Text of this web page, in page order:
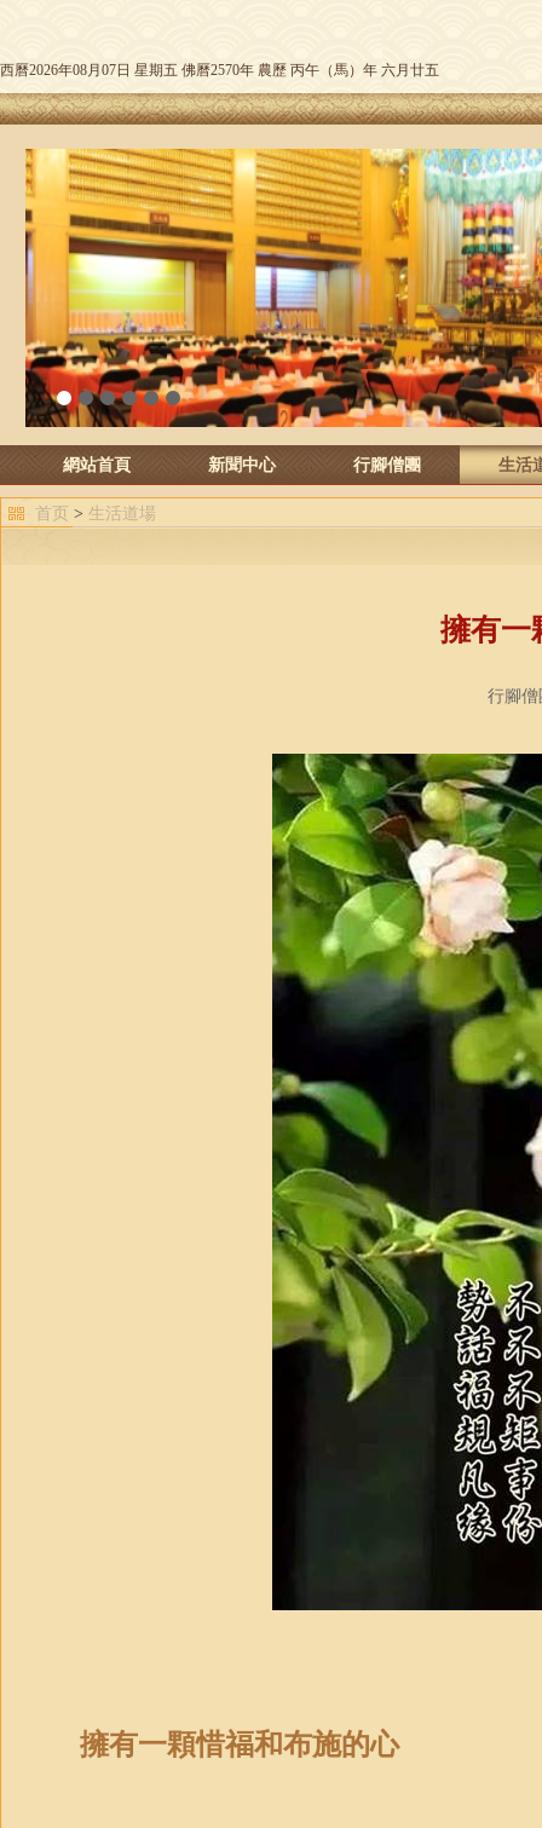
西曆2026年08月07日 星期五 佛曆2570年 農歷 丙午（馬）年 六月廿五
1 2 3 4 5 6
網站首頁 新聞中心 行腳僧團 生活
首页 > 生活道場
擁有一
行腳僧
擁有一顆惜福和布施的心